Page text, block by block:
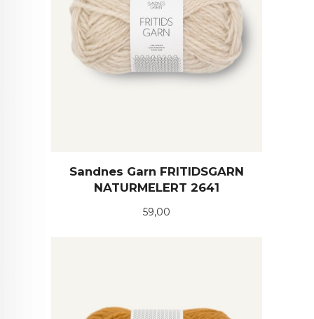
Sandnes Garn FRITIDSGARN
NATURMELERT 2641
Pris
59,00